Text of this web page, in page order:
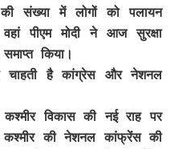
संख्या में लोगों को पलायन
पीएम मोदी ने आज सुरक्षा
किया।
चाहती है कांग्रेस और नेशनल
विकास की नई राह पर
की नेशनल कांफ्रेंस की